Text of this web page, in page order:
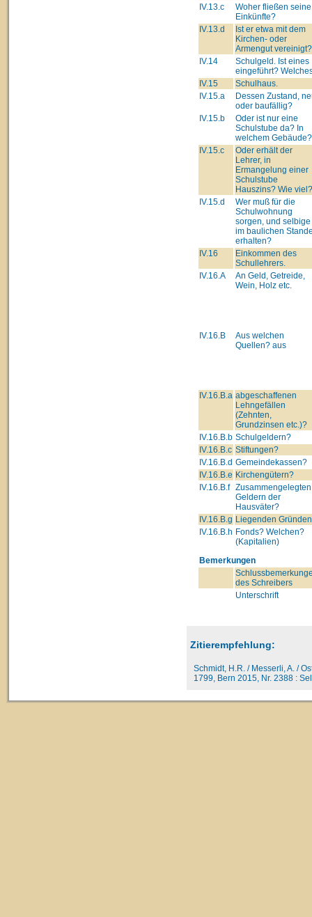
IV.13.c
Woher fließen seine
Einkünfte?
IV.13.d
Ist er etwa mit dem
Kirchen- oder
Armengut vereinigt?
IV.14
Schulgeld. Ist eines
eingeführt?
IV.15
Schulhaus.
IV.15.a
Dessen Zustand,
oder baufällig?
IV.15.b
Oder ist nur eine
Schulstube da? In
welchem Gebäude?
IV.15.c
Oder erhält der
Lehrer, in
Ermangelung einer
Schulstube
Hauszins? Wie viel?
IV.15.d
Wer muß für die
Schulwohnung
sorgen, und selbige
im baulichen
erhalten?
IV.16
Einkommen des
Schullehrers.
IV.16.A
An Geld, Getreide,
Wein, Holz etc.
IV.16.B
Aus welchen
Quellen? aus
IV.16.B.a abgeschaffenen
Lehngefällen
(Zehnten,
Grundzinsen etc.)?
IV.16.B.b Schulgeldern?
IV.16.B.c Stiftungen?
IV.16.B.d Gemeindekassen?
IV.16.B.e Kirchengütern?
IV.16.B.f Zusammengelegten
Geldern der
Hausväter?
IV.16.B.g Liegenden
IV.16.B.h Fonds? Welchen?
(Kapitalien)
Bemerkungen
des Schreibers
Unterschrift
Zitierempfehlung:
Schmidt, H.R. / Messerli, A. /
1799, Bern 2015, Nr. 2388 :